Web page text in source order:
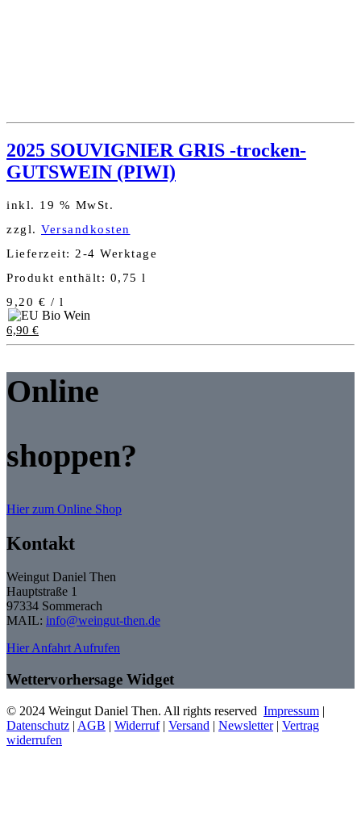
2025 SOUVIGNIER GRIS -trocken-
GUTSWEIN (PIWI)
inkl. 19 % MwSt.
zzgl. Versandkosten
Lieferzeit: 2-4 Werktage
Produkt enthält: 0,75 l
9,20 € / l
6,90 €
Online
shoppen?
Hier zum Online Shop
Kontakt
Weingut Daniel Then
Hauptstraße 1
97334 Sommerach
MAIL: info@weingut-then.de
Hier Anfahrt Aufrufen
Wettervorhersage Widget
© 2024 Weingut Daniel Then. All rights reserved Impressum |
Datenschutz | AGB | Widerruf| Versand | Newsletter| Vertrag
widerrufen